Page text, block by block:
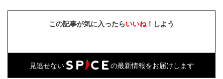
この記事が気に入ったらいいね！ しよう
見逃せない の最新情報をお届けします